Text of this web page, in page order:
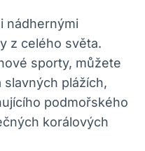
nádhernými
z celého světa.
sporty, můžete
plážích,
podmořského
korálových